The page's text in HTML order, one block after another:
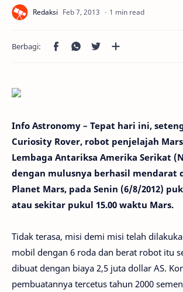
1 min read
Info Astronomy – Tepat hari ini,
Curiosity Rover, robot penjelajah
Lembaga Antariksa Amerika Serikat
dengan mulusnya berhasil mendarat
Planet Mars, pada Senin (6/8/2012)
atau sekitar pukul 15.00 waktu Mars.
Tidak terasa, misi demi misi telah
mobil dengan 6 roda dan berat robot itu
dibuat dengan biaya 2,5 juta dollar AS.
pembuatannya tercetus tahun 2000